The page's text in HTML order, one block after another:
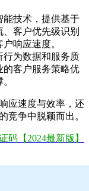
能技术，提供基于
客户优先级识别
响应速度。
行为数据和服务质
的客户服务策略优
应速度与效率，还
竞争中脱颖而出。
码【2024最新版】